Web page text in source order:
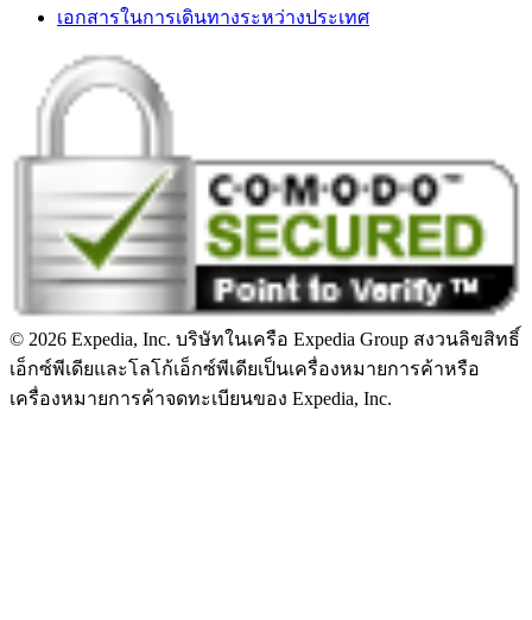
เอกสารในการเดินทางระหว่างประเทศ
© 2026 Expedia, Inc. บริษัทในเครือ Expedia Group สงวนลิขสิทธิ์
เอ็กซ์พีเดียและโลโก้เอ็กซ์พีเดียเป็นเครื่องหมายการค้าหรือ
เครื่องหมายการค้าจดทะเบียนของ Expedia, Inc.